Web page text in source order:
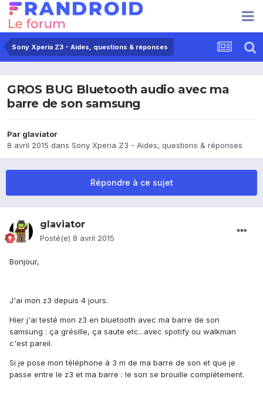
Sony Xperia Z3 - Aides, questions & réponses
GROS BUG Bluetooth audio avec ma
barre de son samsung
Par glaviator
8 avril 2015 dans Sony Xperia Z3 - Aides, questions & réponses
Répondre à ce sujet
glaviator
Posté(e) 8 avril 2015
Bonjour,
J'ai mon z3 depuis 4 jours.
Hier j'ai testé mon z3 en bluetooth avec ma barre de son
samsung : ça grésille, ça saute etc...avec spotify ou walkman
c'est pareil.
Si je pose mon téléphone à 3 m de ma barre de son et que je
passe entre le z3 et ma barre : le son se brouille complétement.